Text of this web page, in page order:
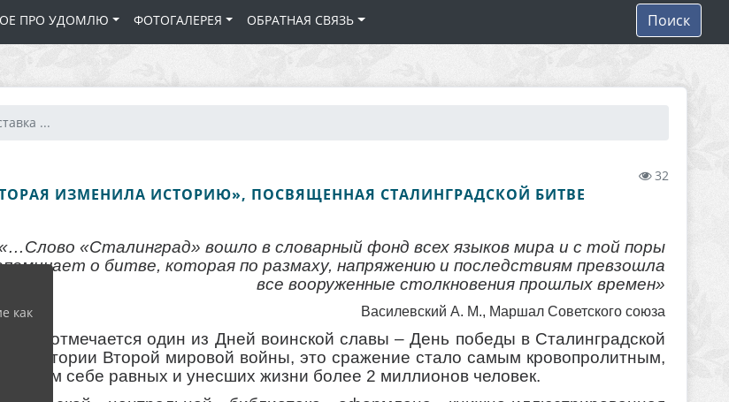
ПРО УДОМЛЮ ФОТОГАЛЕРЕЯ ОБРАТНАЯ СВЯЗЬ Поиск
...
32
ИЗМЕНИЛА ИСТОРИЮ», ПОСВЯЩЕННАЯ СТАЛИНГРАДСКОЙ БИТВЕ
«Сталинград» вошло в словарный фонд всех языков мира и с той поры
о битве, которая по размаху, напряжению и последствиям превзошла
все вооруженные столкновения прошлых времен»
Василевский А. М., Маршал Советского союза
отмечается один из Дней воинской славы – День победы в Сталинградской
В истории Второй мировой войны, это сражение стало самым кровопролитным,
себе равных и унесших жизни более 2 миллионов человек.
как